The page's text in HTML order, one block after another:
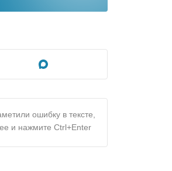
ошибку в тексте,
и нажмите Ctrl+Enter